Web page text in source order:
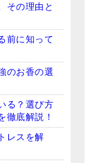
その理由と
前に知って
のお香の選
る？選び方
徹底解説！
レスを解